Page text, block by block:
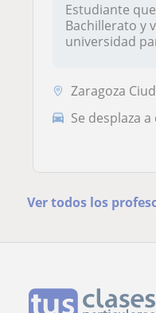
Estudiante
Bachillerato y
universidad
Zaragoza
Se desplaza
Ver todos los